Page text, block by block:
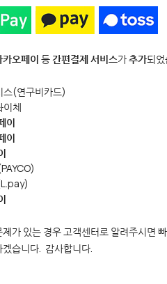
1:1 문
카오페이 등간편결제 서비스가추가되
스(연구비카드)
이체
이
이
가 있는 경우 고객센터로 알려주시면
습니다. 감사합니다.